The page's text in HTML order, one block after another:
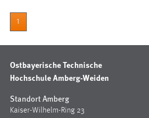
1
Ostbayerische Technische
Hochschule Amberg-Weiden
Standort Amberg
Kaiser-Wilhelm-Ring 23